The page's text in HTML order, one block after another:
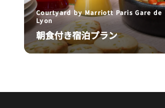
Courtyard by Marriott Paris Gare de
Lyon
朝食付き宿泊プラン